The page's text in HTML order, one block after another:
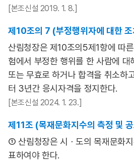
[본조신설 2019. 1. 8.]
제10조의 7 (부정행위자에 대한
산림청장은 제10조의5제1항에 따
험에서 부정한 행위를 한 사람에 대
또는 무효로 하거나 합격을 취소하
터 3년간 응시자격을 정지한다.
[본조신설 2024. 1. 23.]
제11조 (목재문화지수의 측정 및
① 산림청장은 시ㆍ도의 목재문화
표하여야 한다.